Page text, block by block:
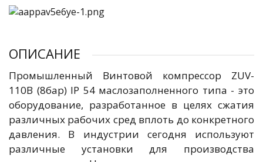
ОПИСАНИЕ
Промышленный Винтовой компрессор ZUV-
110B (8бар) IP 54 маслозаполненного типа - это
оборудование, разработанное в целях сжатия
различных рабочих сред вплоть до конкретного
давления. В индустрии сегодня используют
различные установки для производства